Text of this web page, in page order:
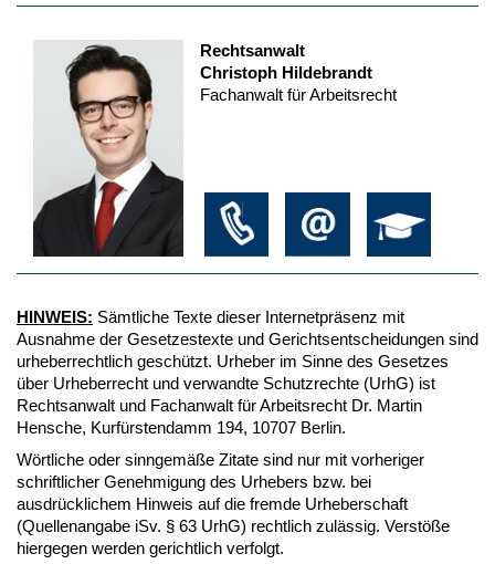
Rechtsanwalt
Christoph Hildebrandt
Fachanwalt für Arbeitsrecht
HINWEIS: Sämtliche Texte dieser Internetpräsenz mit
Ausnahme der Gesetzestexte und Gerichtsentscheidungen sind
urheberrechtlich geschützt. Urheber im Sinne des Gesetzes
über Urheberrecht und verwandte Schutzrechte (UrhG) ist
Rechtsanwalt und Fachanwalt für Arbeitsrecht Dr. Martin
Hensche, Kurfürstendamm 194, 10707 Berlin.
Wörtliche oder sinngemäße Zitate sind nur mit vorheriger
schriftlicher Genehmigung des Urhebers bzw. bei
ausdrücklichem Hinweis auf die fremde Urheberschaft
(Quellenangabe iSv. § 63 UrhG) rechtlich zulässig. Verstöße
hiergegen werden gerichtlich verfolgt.